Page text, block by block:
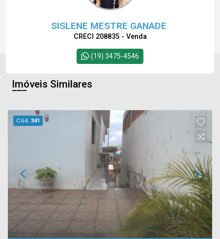
SISLENE MESTRE GANADE
CRECI 208835 - Venda
(19) 3475-4546
Imóveis Similares
Cód.341